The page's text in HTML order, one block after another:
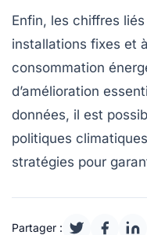
Enfin, les chiffres
installations fixes et
consommation
d’amélioration
données, il est
politiques
stratégies pour
Partager :